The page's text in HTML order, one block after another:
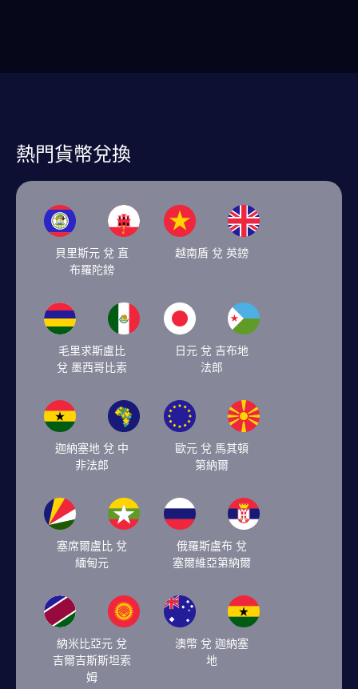
熱門貨幣兌換
貝里斯元 兌 直
布羅陀鎊
越南盾 兌 英鎊
毛里求斯盧比
兌 墨西哥比索
日元 兌 吉布地
法郎
迦納塞地 兌 中
非法郎
歐元 兌 馬其頓
第納爾
塞席爾盧比 兌
緬甸元
俄羅斯盧布 兌
塞爾維亞第納爾
納米比亞元 兌
吉爾吉斯斯坦索
姆
澳幣 兌 迦納塞
地